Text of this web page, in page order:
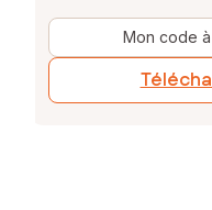
Mon code